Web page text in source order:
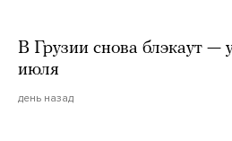
В Грузии снова блэкаут —
июля
день назад